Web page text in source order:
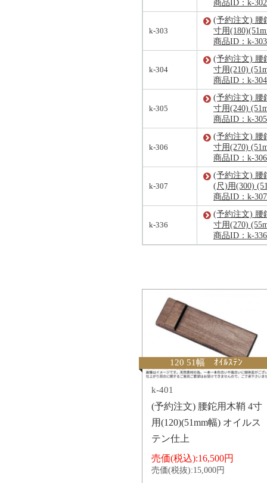
商品ID：k-
k-303
(予約注文) 腰
寸用
商品ID：k-303
k-304
(予約注文) 腰
寸用(210)
商品ID：k-304
k-305
(予約注文) 腰
寸用(240)
商品ID：k-305
k-306
(予約注文) 腰
寸用(270)
商品ID：k-306
k-307
(予約注文) 腰
(尺)用(300)
商品ID：k-307
k-336
(予約注文) 腰
寸用(270)
商品ID：k-336
120 51幅 ｵｲﾙｽﾃﾝ
k-401
(予約注文) 腰鉈用木鞘 4寸
用(120)(51mm幅) オイルス
テン仕上
売価(税込):16,500円
売価(税抜):15,000円